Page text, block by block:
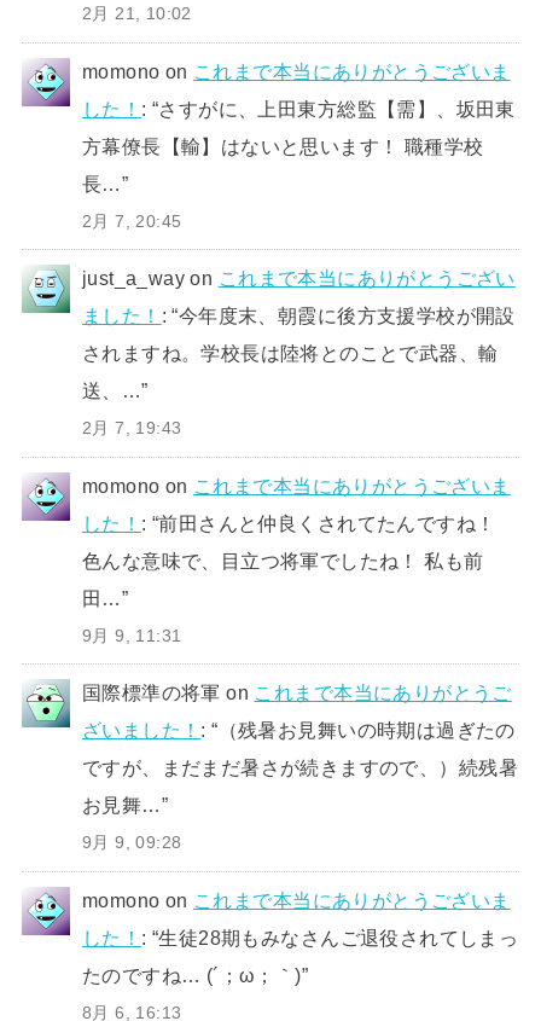
2月 21, 10:02
momono on これまで本当にありがとうございま
した！ : “さすがに、上田東方総監【需】、坂田東
方幕僚長【輸】はないと思います！ 職種学校
長…”
2月 7, 20:45
just_a_way on これまで本当にありがとうござい
ました！ : “今年度末、朝霞に後方支援学校が開設
されますね。学校長は陸将とのことで武器、輸
送、…”
2月 7, 19:43
momono on これまで本当にありがとうございま
した！ : “前田さんと仲良くされてたんですね！
色んな意味で、目立つ将軍でしたね！ 私も前
田…”
9月 9, 11:31
国際標準の将軍 on これまで本当にありがとうご
ざいました！ : “ （残暑お見舞いの時期は過ぎたの
ですが、まだまだ暑さが続きますので、）続残暑
お見舞…”
9月 9, 09:28
momono on これまで本当にありがとうございま
した！ : “生徒28期もみなさんご退役されてしまっ
たのですね… (´；ω；｀)”
8月 6, 16:13